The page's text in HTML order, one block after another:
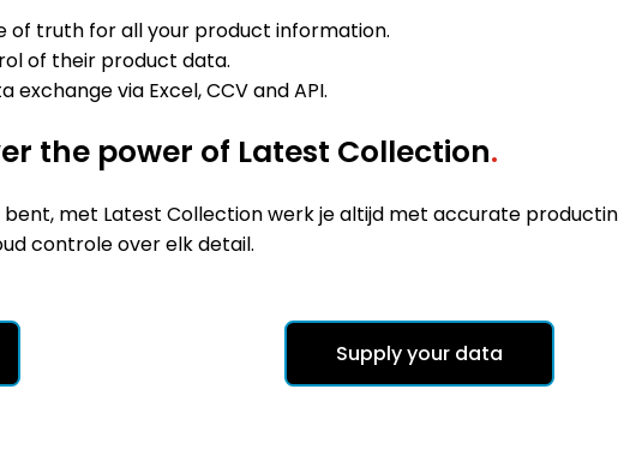
of truth for all your product information.
of their product data.
via Excel, CCV and API.
the power of Latest Collection.
met Latest Collection werk je altijd met accurate
controle over elk detail.
Supply your data